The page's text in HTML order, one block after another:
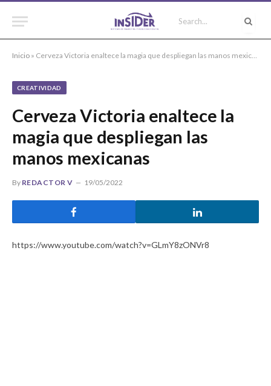
Inicio » Cerveza Victoria enaltece la magia que despliegan las manos mexicanas
CREATIVIDAD
Cerveza Victoria enaltece la
magia que despliegan las
manos mexicanas
By REDACTOR V 19/05/2022
https://www.youtube.com/watch?v=GLmY8zONVr8